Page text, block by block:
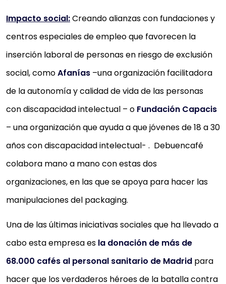
Impacto social:Creando alianzas con fundaciones y
centros especiales de empleo que favorecen la
inserción laboral de personas en riesgo de exclusión
social, comoAfanías –una organización facilitadora
de la autonomía y calidad de vida de las personas
con discapacidad intelectual – o Fundación Capacis
– una organización que ayuda a que jóvenes de 18 a 30
años con discapacidad intelectual- . Debuencafé
colabora mano a mano con estas dos
organizaciones, en las que se apoya para hacer las
manipulaciones del packaging.
Una de las últimas iniciativas sociales que ha llevado a
cabo esta empresa es la donación de más de
68.000 cafés al personal sanitario de Madrid para
hacer que los verdaderos héroes de la batalla contra